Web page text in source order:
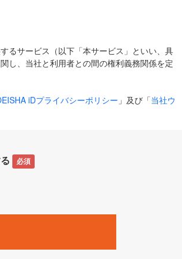
るサービス（以下「本サービス」といい、具
し、当社と利用者との間の権利義務関係を定
iDプライバシーポリシー 」及び「当社ウ
容が変更された場合、変更後のサービスを含
キャンペーンをいいます。
」「ECzine」「Biz/Zine」「HRzine」
必須